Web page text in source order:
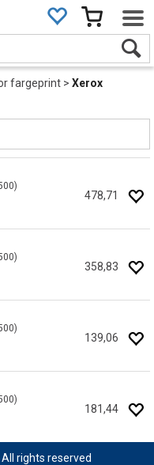
fargeprint>Xerox
478,71
358,83
139,06
181,44
rights reserved